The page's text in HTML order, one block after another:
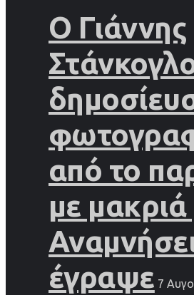
Ο Γιάννης
από το
με μακριά
έγραψε 7